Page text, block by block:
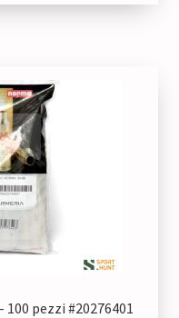
pezzi #20276401